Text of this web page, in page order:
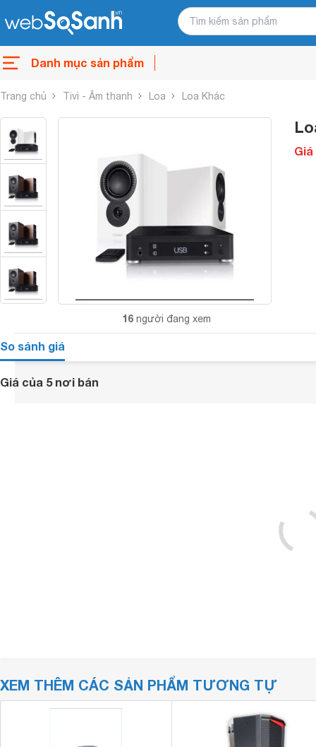
Danh mục sản phẩm
Trang chủ Tivi - Âm thanh Loa Loa Khác
16 người đang xem
Giá
So sánh giá
Giá của 5 nơi bán
XEM THÊM CÁC SẢN PHẨM TƯƠNG TỰ